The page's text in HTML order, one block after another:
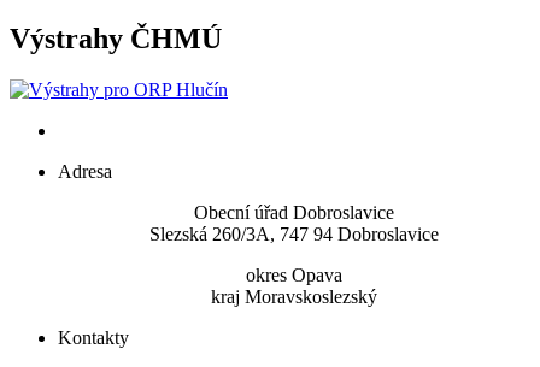
Výstrahy ČHMÚ
Adresa
Obecní úřad Dobroslavice
Slezská 260/3A, 747 94 Dobroslavice
okres Opava
kraj Moravskoslezský
Kontakty